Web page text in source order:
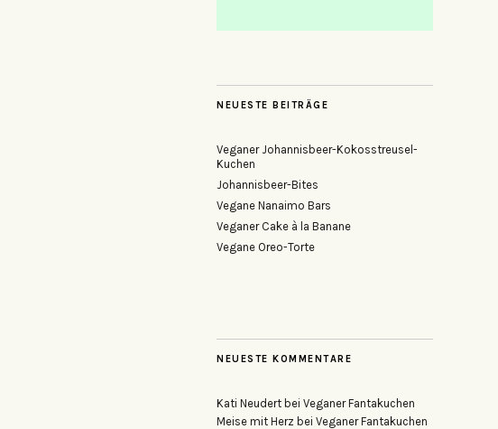
NEUESTE BEITRÄGE
Veganer Johannisbeer-Kokosstreusel-
Kuchen
Johannisbeer-Bites
Vegane Nanaimo Bars
Veganer Cake à la Banane
Vegane Oreo-Torte
NEUESTE KOMMENTARE
Kati Neudert bei Veganer Fantakuchen
Meise mit Herz bei Veganer Fantakuchen